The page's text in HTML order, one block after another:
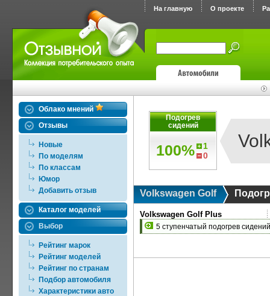
На главную О проекте
Облако мнений
Отзывы
Новые
По моделям
По классам
Юмор
Добавить отзыв
Каталог моделей
Выбор
Рейтинг марок
Рейтинг моделей
Рейтинг по странам
Подбор автомобиля
Характеристики авто
Подогрев
сидений
100%
1
0
Volkswagen Golf
Volkswagen Golf Plus
5 ступенчатый подогрев